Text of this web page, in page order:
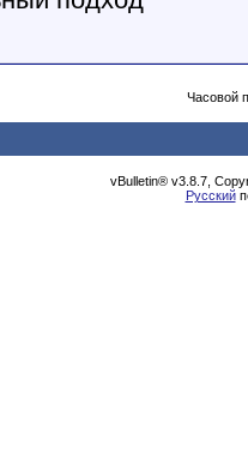
Часовой
vBulletin® v3.8.7,
Русский